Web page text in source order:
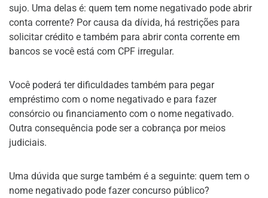
sujo. Uma delas é: quem tem nome negativado pode abrir
conta corrente? Por causa da dívida, há restrições para
solicitar crédito e também para abrir conta corrente em
bancos se você está com CPF irregular.
Você poderá ter dificuldades também para pegar
empréstimo com o nome negativado e para fazer
consórcio ou financiamento com o nome negativado.
Outra consequência pode ser a cobrança por meios
judiciais.
Uma dúvida que surge também é a seguinte: quem tem o
nome negativado pode fazer concurso público?